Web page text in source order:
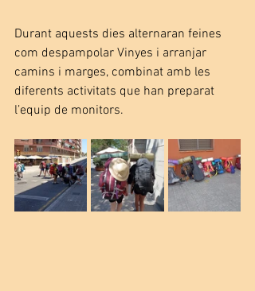
Durant aquests dies alternaran feines
com despampolar Vinyes i arranjar
camins i marges, combinat amb les
diferents activitats que han preparat
l’equip de monitors.